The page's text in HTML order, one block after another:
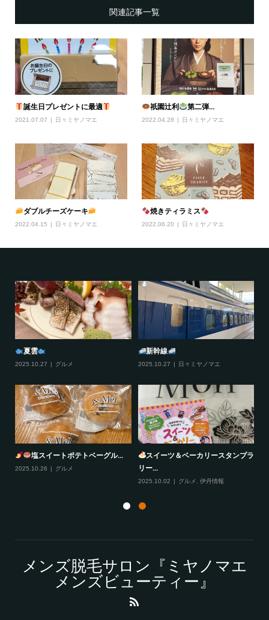
関連記事一覧
誕生日プレゼントに最適
2021.07.07 日々ミヤノマエ
祇園辻利 第二弾...
2022.04.28 日々ミヤノマエ
ダブルチーズケーキ
2022.04.15 日々ミヤノマエ
焼きティラミス
2022.06.20 日々ミヤノマエ
夏雲
2025.10.27 グルメ
新幹線
2025.10.27 日々ミヤノマエ
塩スイートポテトベーグル...
2025.10.26 グルメ
スイーツ＆ベーカリースタンプラ
リー...
2025.10.02 グルメ 伊丹情報
メンズ脱毛サロン『ミヤノマエ
メンズビューティー』